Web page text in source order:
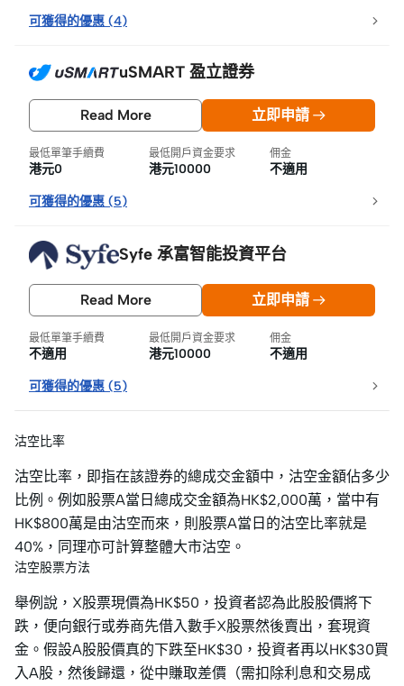
可獲得的優惠 (4)
uSMART 盈立證券
Read More 立即申請
最低單筆手續費
港元0
最低開戶資金要求
港元10000
佣金
不適用
可獲得的優惠 (5)
Syfe 承富智能投資平台
Read More 立即申請
最低單筆手續費
不適用
最低開戶資金要求
港元10000
佣金
不適用
可獲得的優惠 (5)
沽空比率
沽空比率，即指在該證券的總成交金額中，沽空金額佔多少
比例。例如股票A當日總成交金額為HK$2,000萬，當中有
HK$800萬是由沽空而來，則股票A當日的沽空比率就是
40%，同理亦可計算整體大市沽空。
沽空股票方法
舉例說，X股票現價為HK$50，投資者認為此股股價將下
跌，便向銀行或券商先借入數手X股票然後賣出，套現資
金。假設A股股價真的下跌至HK$30，投資者再以HK$30買
入A股，然後歸還，從中賺取差價（需扣除利息和交易成